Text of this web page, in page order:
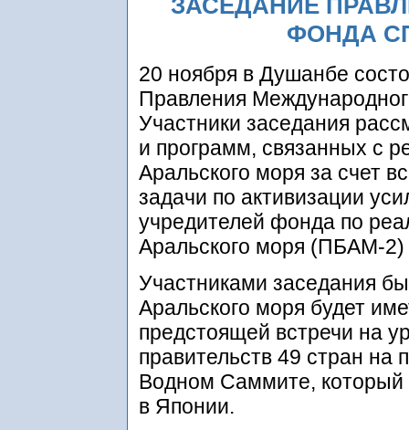
ЗАСЕДАНИЕ
ФОНДА
20 ноября в Душанбе
Правления
Участники заседания
и программ, связанных с
Аральского моря за счет
задачи по активизации
учредителей фонда по
Аральского моря (ПБАМ-2)
Участниками заседания
Аральского моря будет
предстоящей встречи на
правительств 49 стран на
Водном Саммите, который
в Японии.